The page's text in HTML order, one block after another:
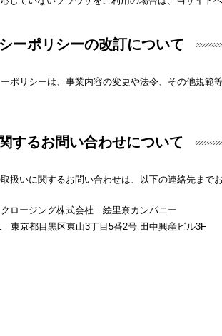
ーポリシーの改訂について
ポリシーは、事業内容の変更や法令、その他規
するお問い合わせについて
扱いに関するお問い合わせは、以下の連絡先まで
ロージング株式会社 絵里奈カンパニー
東京都目黒区東山3丁目5番2号 田中興産ビル3F